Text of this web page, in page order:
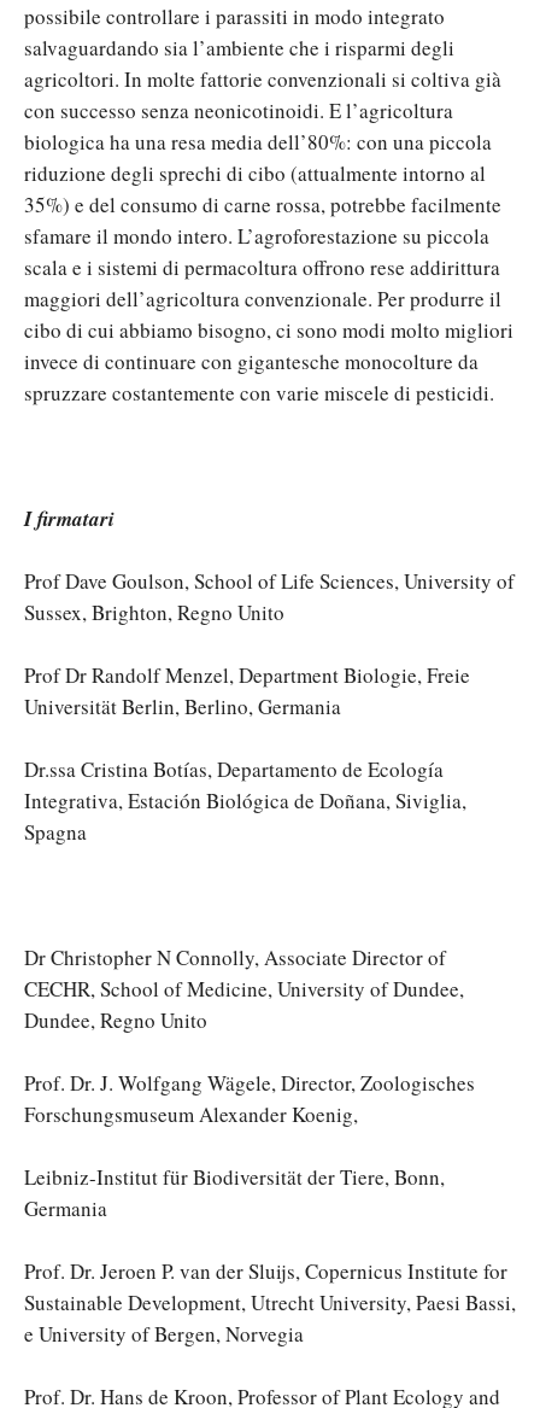
possibile controllare i parassiti in modo integrato
salvaguardando sia l’ambiente che i risparmi degli
agricoltori. In molte fattorie convenzionali si coltiva già
con successo senza neonicotinoidi. E l’agricoltura
biologica ha una resa media dell’80%: con una piccola
riduzione degli sprechi di cibo (attualmente intorno al
35%) e del consumo di carne rossa, potrebbe facilmente
sfamare il mondo intero. L’agroforestazione su piccola
scala e i sistemi di permacoltura offrono rese addirittura
maggiori dell’agricoltura convenzionale. Per produrre il
cibo di cui abbiamo bisogno, ci sono modi molto migliori
invece di continuare con gigantesche monocolture da
spruzzare costantemente con varie miscele di pesticidi.
I firmatari
Prof Dave Goulson, School of Life Sciences, University of
Sussex, Brighton, Regno Unito
Prof Dr Randolf Menzel, Department Biologie, Freie
Universität Berlin, Berlino, Germania
Dr.ssa Cristina Botías, Departamento de Ecología
Integrativa, Estación Biológica de Doñana, Siviglia,
Spagna
Dr Christopher N Connolly, Associate Director of
CECHR, School of Medicine, University of Dundee,
Dundee, Regno Unito
Prof. Dr. J. Wolfgang Wägele, Director, Zoologisches
Forschungsmuseum Alexander Koenig,
Leibniz-Institut für Biodiversität der Tiere, Bonn,
Germania
Prof. Dr. Jeroen P. van der Sluijs, Copernicus Institute for
Sustainable Development, Utrecht University, Paesi Bassi,
e University of Bergen, Norvegia
Prof. Dr. Hans de Kroon, Professor of Plant Ecology and